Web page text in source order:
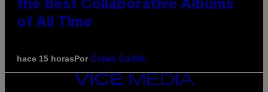
the Best Collaborative Albums
of All Time
hace 15 horasPor Caleb Catlin
VICE
MEDIA